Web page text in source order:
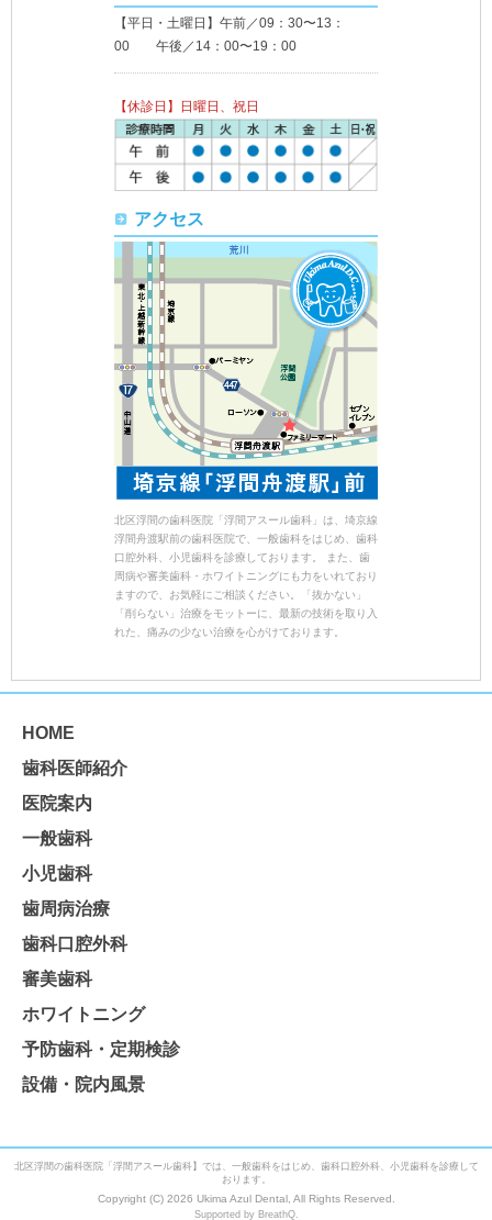
【平日・土曜日】午前／09：30〜13：
00 午後／14：00〜19：00
【休診日】日曜日、祝日
アクセス
北区浮間の歯科医院「浮間アスール歯科」は、埼京線
浮間舟渡駅前の歯科医院で、一般歯科をはじめ、歯科
口腔外科、小児歯科を診療しております。 また、歯
周病や審美歯科・ホワイトニングにも力をいれており
ますので、お気軽にご相談ください。「抜かない」
「削らない」治療をモットーに、最新の技術を取り入
れた、痛みの少ない治療を心がけております。
HOME
歯科医師紹介
医院案内
一般歯科
小児歯科
歯周病治療
歯科口腔外科
審美歯科
ホワイトニング
予防歯科・定期検診
設備・院内風景
北区浮間の歯科医院「浮間アスール歯科】では、一般歯科をはじめ、歯科口腔外科、小児歯科を診療して
おります。
Copyright (C) 2026 Ukima Azul Dental, All Rights Reserved.
Supported by BreathQ.